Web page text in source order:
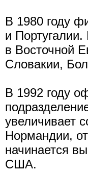
В 1980 году
и
в Восточной
Словакии,
В 1992 году
увеличивает
Нормандии,
начинается
США.